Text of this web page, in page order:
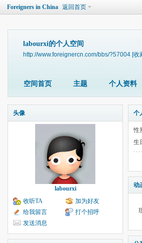
Foreigners in China 返回首页
labourxi的个人空间
http://www.foreignercn.com/bbs/?57004 [收
空间首页 主题 个人资料
头像
labourxi
收听TA
加为好友
给我留言
打个招呼
发送消息
个
性
生
动